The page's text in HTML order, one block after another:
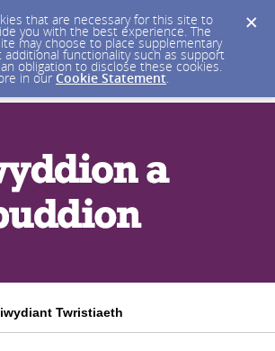
that are necessary for this site to
you with the best experience. The
may choose to place supplementary
functionality such as support
obligation to disclose these cookies.
in our Cookie Statement.
Twristiaeth